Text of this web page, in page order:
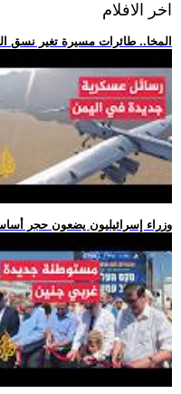
اخر الافلام
.. المخا.. طائرات مسيرة تغير نسق
.. وزراء إسرائيليون يضعون حجر